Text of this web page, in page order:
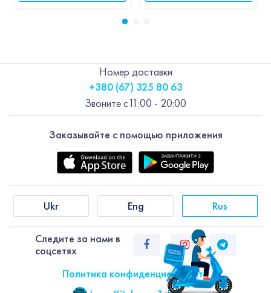
Заказывайте с помощью приложения
Следите за нами в
соцсетях
Ukr Eng Rus
Номер доставки
+380 (67) 325 80 63
Звоните с11:00 - 20:00
Политика конфиденциальности